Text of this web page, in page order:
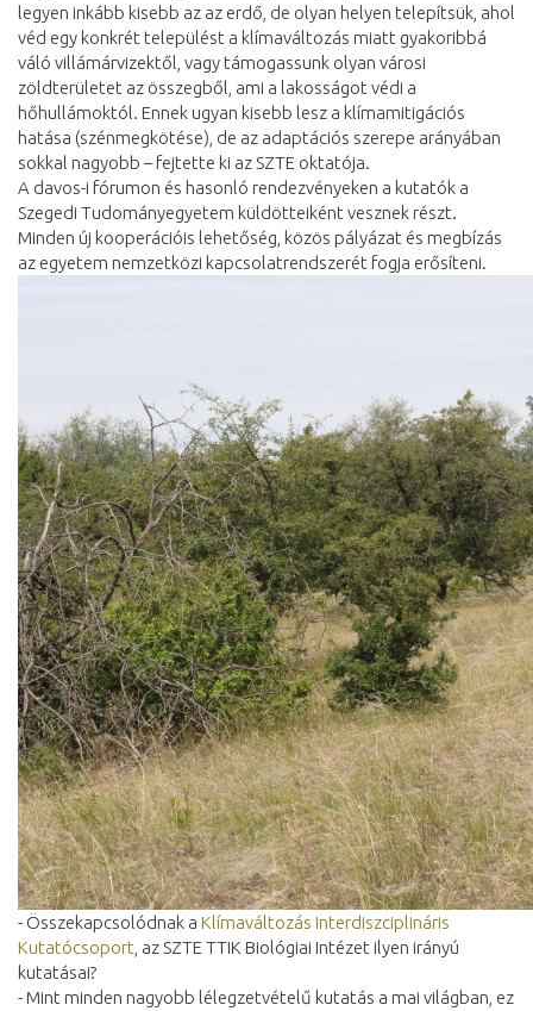
legyen inkább kisebb az az erdő, de olyan helyen telepítsük, ahol
véd egy konkrét települést a klímaváltozás miatt gyakoribbá
váló villámárvizektől, vagy támogassunk olyan városi
zöldterületet az összegből, ami a lakosságot védi a
hőhullámoktól. Ennek ugyan kisebb lesz a klímamitigációs
hatása (szénmegkötése), de az adaptációs szerepe arányában
sokkal nagyobb – fejtette ki az SZTE oktatója.
A davos-i fórumon és hasonló rendezvényeken a kutatók a
Szegedi Tudományegyetem küldötteiként vesznek részt.
Minden új kooperációis lehetőség, közös pályázat és megbízás
az egyetem nemzetközi kapcsolatrendszerét fogja erősíteni.
- Összekapcsolódnak a Klímaváltozás Interdiszciplináris
Kutatócsoport , az SZTE TTIK Biológiai Intézet ilyen irányú
kutatásai?
- Mint minden nagyobb lélegzetvételű kutatás a mai világban, ez